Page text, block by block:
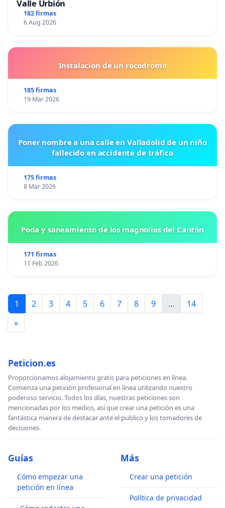
Valle Urbión
182 firmas
6 Aug 2026
Instalacion de un rocodromo
185 firmas
19 Mar 2026
Poner nombre a una calle en Valladolid de un niño
fallecido en accidente de tráfico
175 firmas
8 Mar 2026
Poda y saneamiento de los magnolios del Cantón
171 firmas
11 Feb 2026
1 2 3 4 5 6 7 8 9 ...
14
»
Peticion.es
Proporcionamos alojamiento gratis para peticiones en línea.
Comienza una petición profesional en línea utilizando nuestro
poderoso servicio. Todos los días, nuestras peticiones son
mencionadas por los medios, así que crear una petición es una
fantástica manera de destacar ante el publico y los tomadores de
decisiones.
Guías
Cómo empezar una
petición en línea
Más
Crear una petición
Política de privacidad